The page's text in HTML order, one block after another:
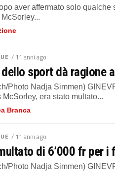
aver affermato solo qualche
/ 11 anni ago
sport dà ragione
Photo Nadja Simmen)
McSorley, era stato multato...
Branca
/ 11 anni ago
di 6’000 fr per
Photo Nadja Simmen)